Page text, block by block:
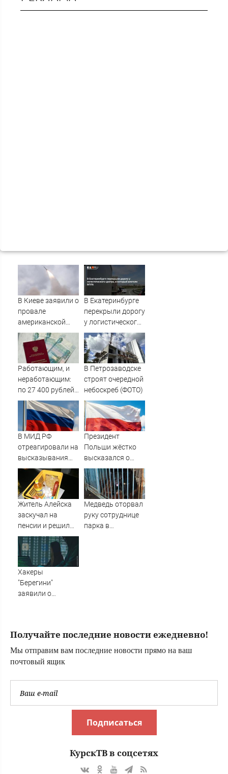
В Киеве заявили о
провале
американской
операции «Убей
лучника» против
России
В Екатеринбурге
перекрыли дорогу
у логистического
центра, в который
влетели БПЛА
Работающим, и
неработающим:
по 27 400 рублей
вручат
пенсионерам в
сентябре -
PrimaMedia.ru
В Петрозаводске
строят очередной
небоскреб (ФОТО)
В МИД РФ
отреагировали на
высказывания
властей Японии
про атаку на
Хиросиму
Президент
Польши жёстко
высказался о
бандеровцах и их
идеологии
Житель Алейска
заскучал на
пенсии и решил
украсть продукты
из магазина
Медведь оторвал
руку сотруднице
парка в
Хакеры
"Берегини"
заявили о
Вести.ru
Получайте последние новости ежедневно!
Мы отправим вам последние новости прямо на ваш
почтовый ящик
Подписаться
КурскТВ в соцсетях